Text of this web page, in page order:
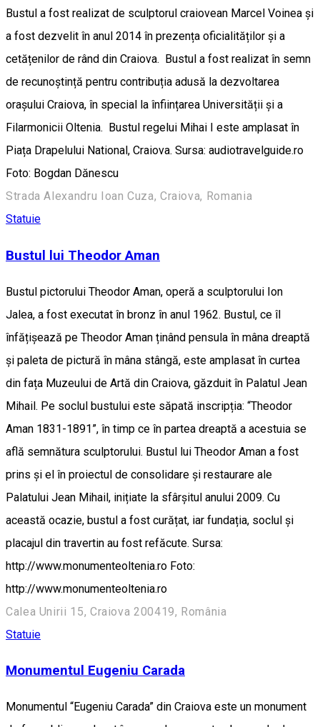
Bustul a fost realizat de sculptorul craiovean Marcel Voinea și
a fost dezvelit în anul 2014 în prezența oficialităților și a
cetățenilor de rând din Craiova. Bustul a fost realizat în semn
de recunoștință pentru contribuția adusă la dezvoltarea
orașului Craiova, în special la înființarea Universității și a
Filarmonicii Oltenia. Bustul regelui Mihai I este amplasat în
Piața Drapelului National, Craiova. Sursa: audiotravelguide.ro
Foto: Bogdan Dănescu
Strada Alexandru Ioan Cuza, Craiova, Romania
Statuie
Bustul lui Theodor Aman
Bustul pictorului Theodor Aman, operă a sculptorului Ion
Jalea, a fost executat în bronz în anul 1962. Bustul, ce îl
înfățișează pe Theodor Aman ținând pensula în mâna dreaptă
și paleta de pictură în mâna stângă, este amplasat în curtea
din fața Muzeului de Artă din Craiova, găzduit în Palatul Jean
Mihail. Pe soclul bustului este săpată inscripția: “Theodor
Aman 1831-1891”, în timp ce în partea dreaptă a acestuia se
află semnătura sculptorului. Bustul lui Theodor Aman a fost
prins și el în proiectul de consolidare și restaurare ale
Palatului Jean Mihail, inițiate la sfârșitul anului 2009. Cu
această ocazie, bustul a fost curățat, iar fundația, soclul și
placajul din travertin au fost refăcute. Sursa:
http://www.monumenteoltenia.ro Foto:
http://www.monumenteoltenia.ro
Calea Unirii 15, Craiova 200419, România
Statuie
Monumentul Eugeniu Carada
Monumentul “Eugeniu Carada” din Craiova este un monument